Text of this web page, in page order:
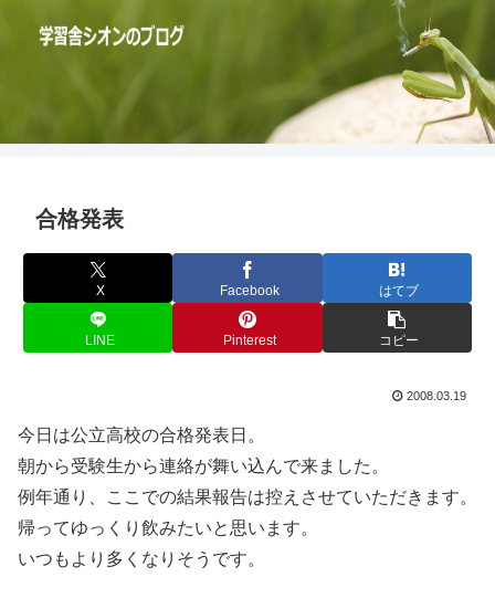
合格発表
X Facebook はてブ
LINE Pinterest コピー
2008.03.19
今日は公立高校の合格発表日。
朝から受験生から連絡が舞い込んで来ました。
例年通り、ここでの結果報告は控えさせていただきます。
帰ってゆっくり飲みたいと思います。
いつもより多くなりそうです。